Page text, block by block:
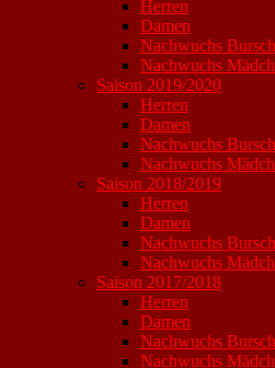
Herren
Damen
Nachwuchs
Nachwuchs
Saison 2019/2020
Herren
Damen
Nachwuchs
Nachwuchs
Saison 2018/2019
Herren
Damen
Nachwuchs
Nachwuchs
Saison 2017/2018
Herren
Damen
Nachwuchs
Nachwuchs